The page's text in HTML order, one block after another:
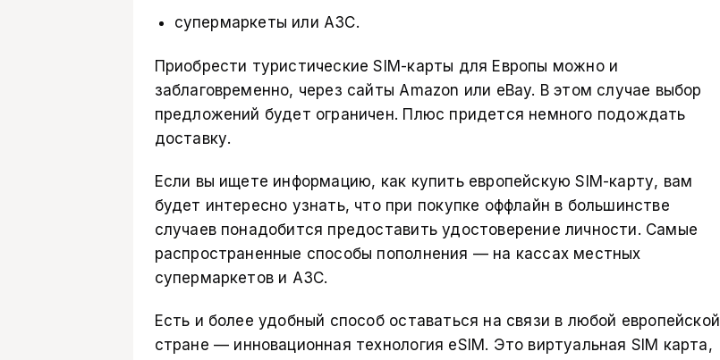
супермаркеты или АЗС.
Приобрести туристические SIM-карты для Европы можно и
заблаговременно, через сайты Amazon или eBay. В этом случае выбор
предложений будет ограничен. Плюс придется немного подождать
доставку.
Если вы ищете информацию, как купить европейскую SIM-карту, вам
будет интересно узнать, что при покупке оффлайн в большинстве
случаев понадобится предоставить удостоверение личности. Самые
распространенные способы пополнения — на кассах местных
супермаркетов и АЗС.
Есть и более удобный способ оставаться на связи в любой европейской
стране — инновационная технология eSIM. Это виртуальная SIM карта,